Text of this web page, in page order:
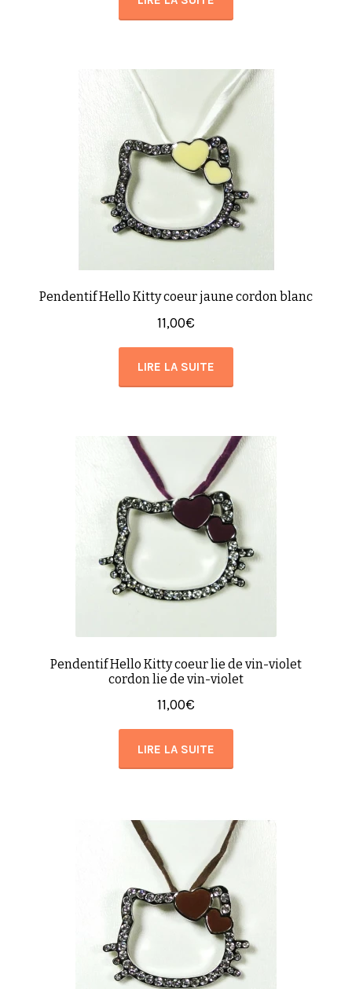
Pendentif Hello Kitty coeur jaune cordon blanc
11,00€
LIRE LA SUITE
Pendentif Hello Kitty coeur lie de vin-violet
cordon lie de vin-violet
11,00€
LIRE LA SUITE